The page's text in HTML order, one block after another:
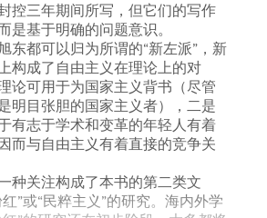
控三年期间所写，但它们的写作
是基于明确的问题意识。
东都可以归为所谓的“新左派”，新
构成了自由主义在理论上的对
论可用于为国家主义背书（尽管
明目张胆的国家主义者），二是
有志于学术和变革的年轻人有着
而与自由主义有着直接的竞争关
种关注构成了本书的第二类文
”或“民粹主义”的研究。海内外学